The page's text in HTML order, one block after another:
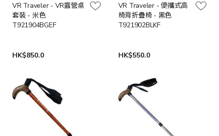
VR Traveler - VR露營桌
套裝 - 米色
T921904BGEF
HK$850.0
VR Traveler - 便攜式高
椅背折疊椅 - 黑色
T921902BLKF
HK$550.0